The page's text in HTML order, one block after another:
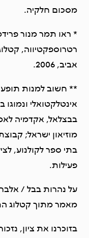
מסכום חלקיה.
* ראו תמר מנור
רטרוספקטיווה,
אביב, 2006.
** חשוב למנות
אינטלקטואלי
בבצלאל, אקדמיה
מוזיאון ישראל;
בתי ספר לקולנוע,
פעילות.
על נהרות בבל /
מאמר מתוך קטלוג
בזוכרנו את ציון,